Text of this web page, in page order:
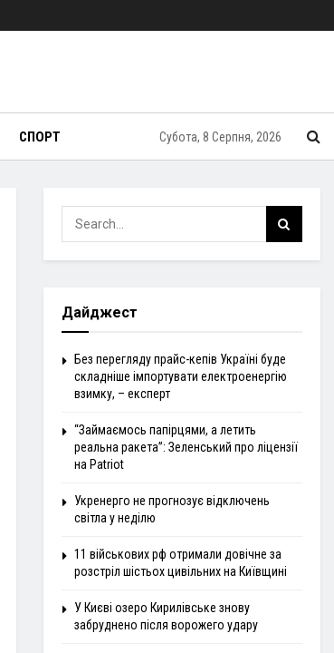
СПОРТ Субота, 8 Серпня, 2026
Дайджест
Без перегляду прайс-кепів Україні буде
складніше імпортувати електроенергію
взимку, – експерт
“Займаємось папірцями, а летить
реальна ракета”: Зеленський про ліцензії
на Patriot
Укренерго не прогнозує відключень
світла у неділю
11 військових рф отримали довічне за
розстріл шістьох цивільних на Київщині
У Києві озеро Кирилівське знову
забруднено після ворожего удару